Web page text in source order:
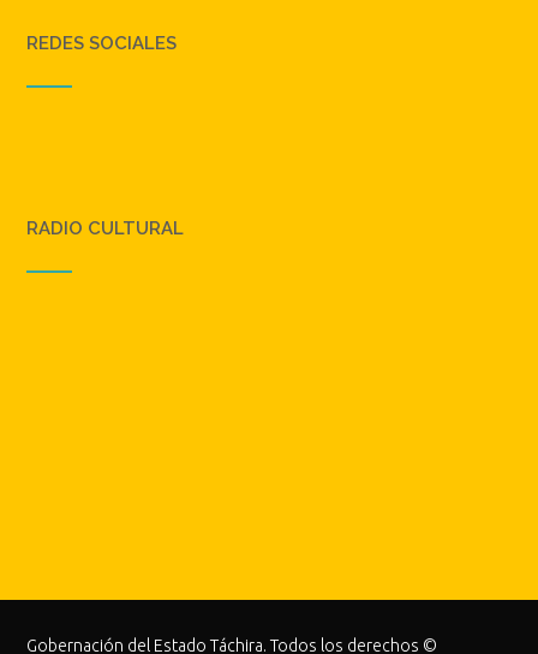
REDES SOCIALES
RADIO CULTURAL
Gobernación del Estado Táchira. Todos los derechos ©